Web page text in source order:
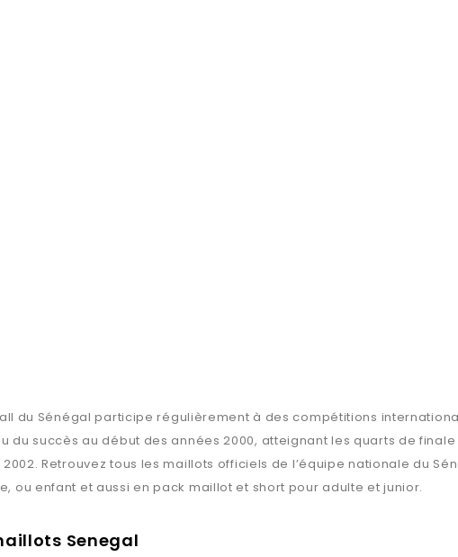
du Sénégal participe régulièrement à des compétitions
du succès au début des années 2000, atteignant les quarts de
2002. Retrouvez tous les maillots officiels de l’équipe nationale du
ou enfant et aussi en pack maillot et short pour adulte et junior.
Senegal